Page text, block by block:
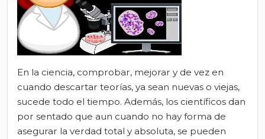
En la ciencia, comprobar, mejorar y de vez en
cuando descartar teorías, ya sean nuevas o viejas,
sucede todo el tiempo. Además, los científicos dan
por sentado que aun cuando no hay forma de
asegurar la verdad total y absoluta, se pueden